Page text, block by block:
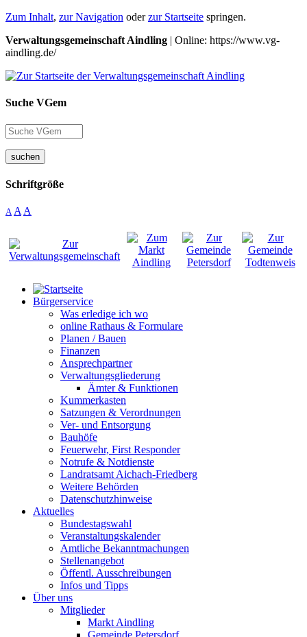
Zum Inhalt, zur Navigation oderzur Startseite springen.
Verwaltungsgemeinschaft Aindling | Online: https://www.vg-
aindling.de/
Suche VGem
suchen
Schriftgröße
A A A
Bürgerservice
Was erledige ich wo
online Rathaus & Formulare
Planen / Bauen
Finanzen
Ansprechpartner
Verwaltungsgliederung
Ämter & Funktionen
Kummerkasten
Satzungen & Verordnungen
Ver- und Entsorgung
Bauhöfe
Feuerwehr, First Responder
Notrufe & Notdienste
Landratsamt Aichach-Friedberg
Weitere Behörden
Datenschutzhinweise
Aktuelles
Bundestagswahl
Veranstaltungskalender
Amtliche Bekanntmachungen
Stellenangebot
Öffentl. Ausschreibungen
Infos und Tipps
Über uns
Mitglieder
Markt Aindling
Gemeinde Petersdorf